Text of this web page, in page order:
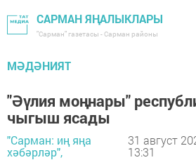
САРМАН ЯҢАЛЫКЛАРЫ
"Сарман" газетасы - Сарман районы
МӘДӘНИЯТ
"Әүлия моңнары"
чыгыш ясады
"Сарман: иң яңа
хәбәрләр",
31 август
13:31